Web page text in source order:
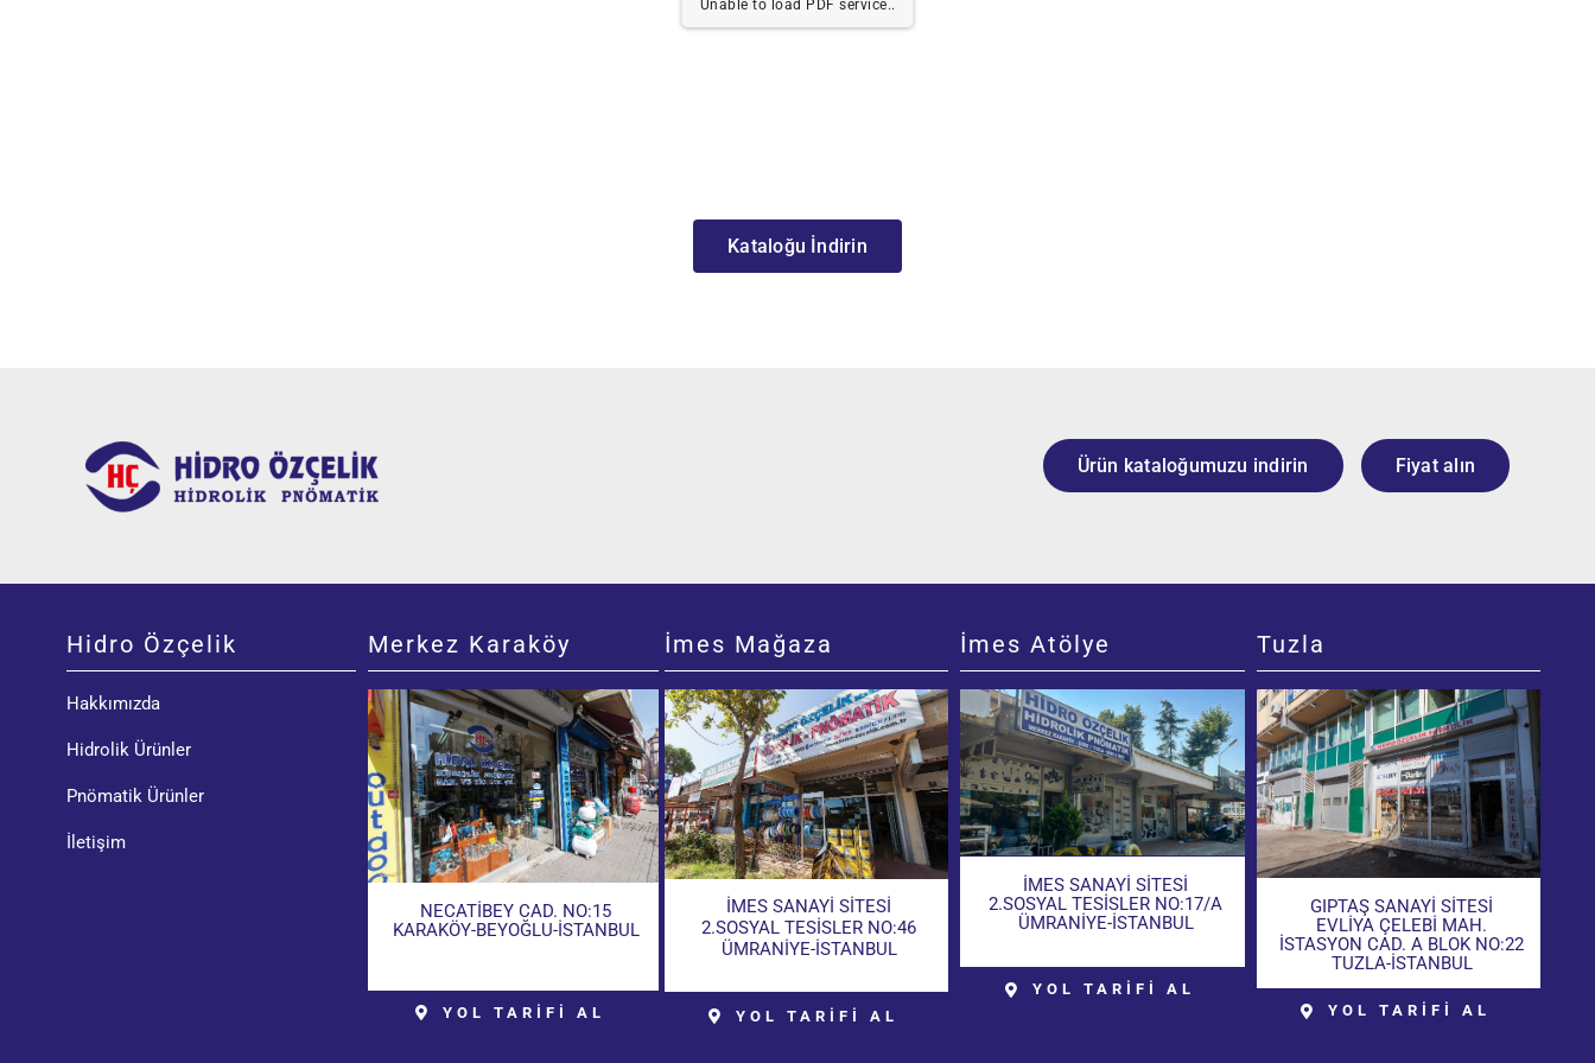
Unable to load PDF service..
Kataloğu İndirin
Fiyat alın
Ürün kataloğumuzu indirin
Hidro Özçelik
Hakkımızda
Hidrolik Ürünler
Pnömatik Ürünler
İletişim
Merkez Karaköy
NECATİBEY CAD. NO:15
KARAKÖY-BEYOĞLU-İSTANBUL
YOL TARİFİ AL
İmes Mağaza
İMES SANAYİ SİTESİ
2.SOSYAL TESİSLER NO:46
ÜMRANİYE-İSTANBUL
YOL TARİFİ AL
İmes Atölye
İMES SANAYİ SİTESİ
2.SOSYAL TESİSLER NO:17/A
ÜMRANİYE-İSTANBUL
YOL TARİFİ AL
Tuzla
GIPTAŞ SANAYİ SİTESİ
EVLİYA ÇELEBİ MAH.
İSTASYON CAD. A BLOK NO:22
TUZLA-İSTANBUL
YOL TARİFİ AL